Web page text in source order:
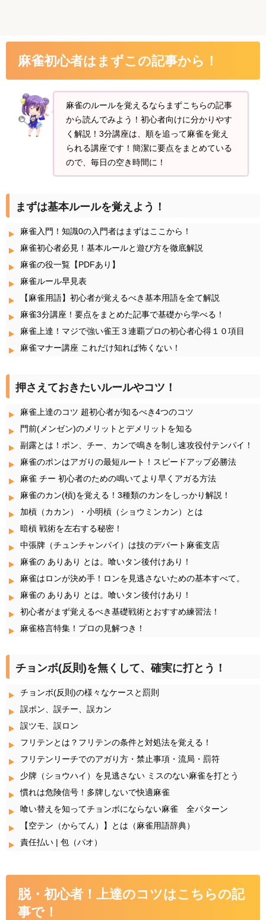
麻雀初心者はまずこの記事から！
麻雀のルールを覚えるならまずこちらの記事
から読んでみよう！初心者向けに分かりやす
く解説！3分講座は、順を追って麻雀を覚え
られる講座です！簡潔に要点をまとめている
ので、毎日の空き時間に！
まずは基本ルールを覚えよう！
麻雀入門！知識0の入門者はまずはここから！
麻雀初心者必見！基本ルールと遊び方を徹底解説
麻雀の役一覧【PDFあり】
麻雀ルール早見表
【麻雀用語】初心者が覚えるべき基本用語を全て解説
麻雀3分講座！要点をまとめた記事で基礎から学べる！
麻雀上達！マジで強い雀王３連覇プロの初心者心得１０項目
麻雀マナー講座 これだけ知れば怖くない！
押さえておきたいルールやコツ！
麻雀上達のコツ 超初心者が知るべき4つのコツ
門前(メンゼン)のメリットとデメリットを知る
副露とは！ポン、チー、カンで鳴きを制し速攻役付テンパイ！
麻雀のポンはアガりの最短ルート！スピードアップ必勝法
麻雀 チー 初心者のための鳴いてより早くアガる方法
麻雀のカン(槓)を覚える！3種類のカンをしっかり解説！
加槓（カカン）・小明槓（ショウミンカン）とは
暗槓 戦術を左右する秘密！
中張牌（チュンチャンパイ）は技のデパート麻雀支店
麻雀の ありあり とは。喰いタン後付けあり！
麻雀はロンが決め手！ロンを見逃さないための基本すべて。
麻雀の ありあり とは。喰いタン後付けあり！
初心者がまず覚えるべき基礎戦術とおすすめ練習法！
麻雀格言特集！プロの見解つき！
チョンボ(反則)を無くして、確実に打とう！
チョンボ(反則)の様々なケースと罰則
誤ポン、誤チー、誤カン
誤ツモ、誤ロン
フリテンとは？フリテンの条件と対処法を覚える！
フリテンリーチでのアガり方・禁止事項・流局・罰符
少牌（ショウハイ）を見逃さない ミスのない麻雀を打とう
慣れは危険信号！多牌しないで快適麻雀
喰い替えを知ってチョンボにならない麻雀 全パターン
【空テン（からてん）】とは（麻雀用語辞典）
責任払い | 包（パオ）
脱・初心者！上達のコツはこちらの記
事で！